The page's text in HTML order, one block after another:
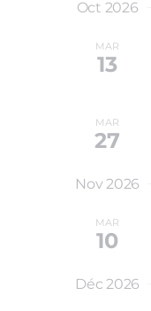
Oct 2026
MAR
13
MAR
27
Nov 2026
MAR
10
Déc 2026